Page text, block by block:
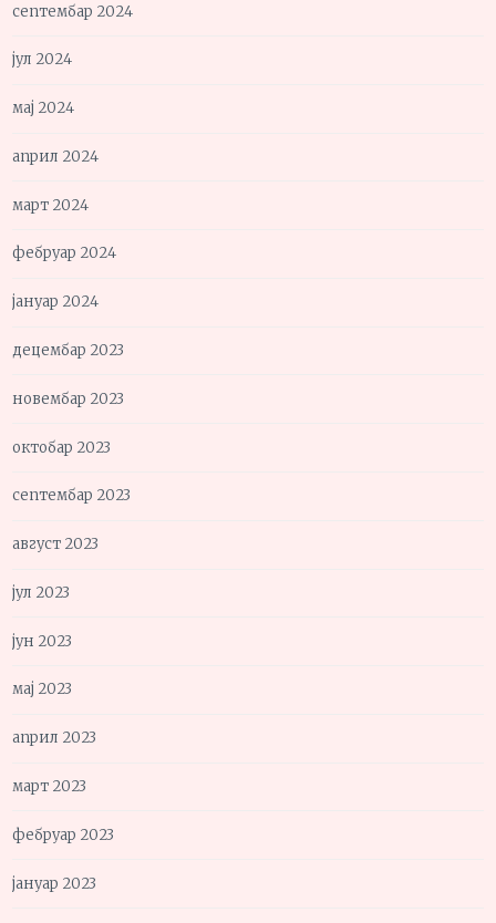
септембар 2024
јул 2024
мај 2024
април 2024
март 2024
фебруар 2024
јануар 2024
децембар 2023
новембар 2023
октобар 2023
септембар 2023
август 2023
јул 2023
јун 2023
мај 2023
април 2023
март 2023
фебруар 2023
јануар 2023